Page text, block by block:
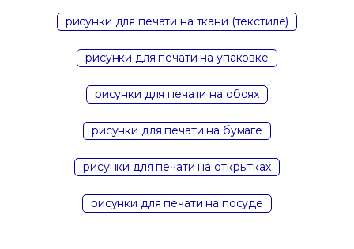
рисунки для печати на ткани (текстиле)
рисунки для печати на упаковке
рисунки для печати на обоях
рисунки для печати на бумаге
рисунки для печати на открытках
рисунки для печати на посуде